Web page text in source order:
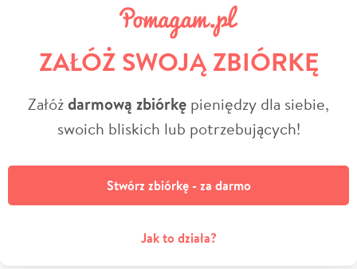
ZAŁÓŻ SWOJĄ ZBIÓRKĘ
Załóżdarmową zbiórkę pieniędzy dla siebie,
swoich bliskich lub potrzebujących!
Stwórz zbiórkę - za darmo
Jak to działa?